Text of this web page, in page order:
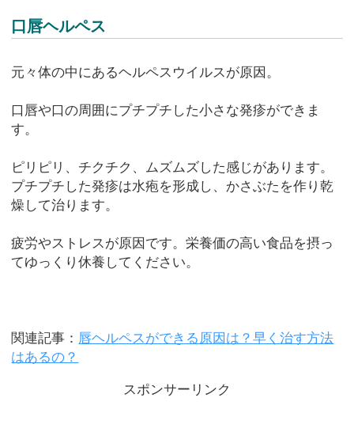
口唇ヘルペス
元々体の中にあるヘルペスウイルスが原因。
口唇や口の周囲にプチプチした小さな発疹ができま
す。
ピリピリ、チクチク、ムズムズした感じがあります。
プチプチした発疹は水疱を形成し、かさぶたを作り乾
燥して治ります。
疲労やストレスが原因です。栄養価の高い食品を摂っ
てゆっくり休養してください。
関連記事： 唇ヘルペスができる原因は？早く治す方法
はあるの？
スポンサーリンク